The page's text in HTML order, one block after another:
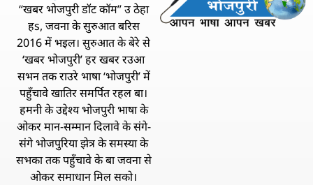
“खबर भोजपुरी डॉट कॉम” उ ठेहा
हs, जवना के सुरुआत बरिस
2016 में भइल। सुरुआत के बेरे से
‘खबर भोजपुरी’ हर खबर रउआ
सभन तक राउरे भाषा ‘भोजपुरी’ में
पहुँचावे खातिर समर्पित रहल बा।
हमनी के उद्देश्य भोजपुरी भाषा के
ओकर मान-सम्मान दिलावे के संगे-
संगे भोजपुरिया झेत्र के समस्या के
सभका तक पहुँचावे के बा जवना से
ओकर समाधान मिल सको।